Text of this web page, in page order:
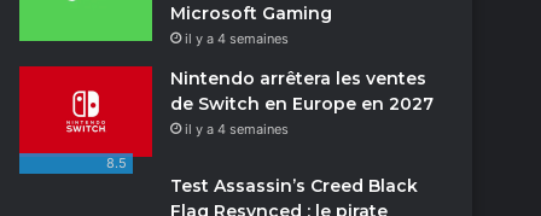
Microsoft Gaming
il y a 4 semaines
Nintendo arrêtera les ventes
de Switch en Europe en 2027
il y a 4 semaines
8.5
Test Assassin’s Creed Black
Flag Resynced : le pirate